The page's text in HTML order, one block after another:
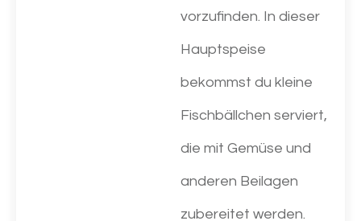
vorzufinden. In dieser
Hauptspeise
bekommst du kleine
Fischbällchen serviert,
die mit Gemüse und
anderen Beilagen
zubereitet werden.